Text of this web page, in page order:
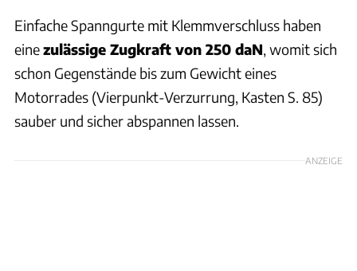
Einfache Spanngurte mit Klemmverschluss haben
einezulässige Zugkraft von 250 daN, womit sich
schon Gegenstände bis zum Gewicht eines
Motorrades (Vierpunkt-Verzurrung, Kasten S. 85)
sauber und sicher abspannen lassen.
ANZEIGE